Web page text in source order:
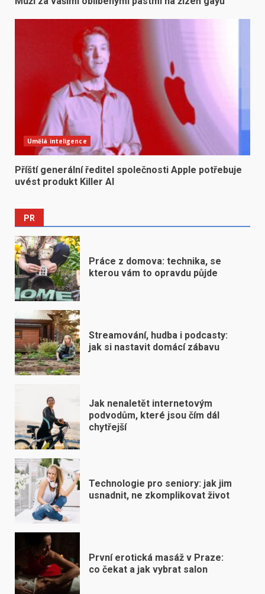
Umělá inteligence
Příští generální ředitel společnosti Apple potřebuje
uvést produkt Killer AI
PR
Práce z domova: technika, se
kterou vám to opravdu půjde
Streamování, hudba i podcasty:
jak si nastavit domácí zábavu
Jak nenaletět internetovým
podvodům, které jsou čím dál
chytřejší
Technologie pro seniory: jak jim
usnadnit, ne zkomplikovat život
První erotická masáž v Praze:
co čekat a jak vybrat salon